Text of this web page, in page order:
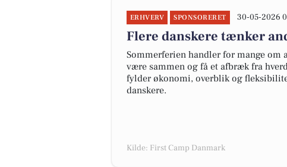
ERHVERV SPONSORERET 30-05-2026
Flere danskere tænker
Sommerferien handler for mange om
være sammen og få et afbræk fra
fylder økonomi, overblik og
danskere.
Kilde: First Camp Danmark